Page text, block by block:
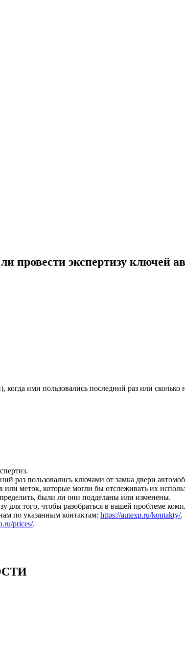
провести экспертизу ключей
ими пользовались последний раз или сколько
раз пользовались ключами от замка двери
меток, которые могли бы отслеживать их
были ли они подделаны или изменены.
для того, чтобы разобраться в вашей проблеме
по указанным контактам: https://autexp.ru/kontakty/.
prices/.